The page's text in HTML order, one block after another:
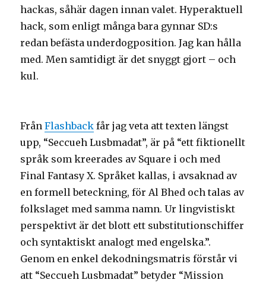
hackas, såhär dagen innan valet. Hyperaktuell
hack, som enligt många bara gynnar SD:s
redan befästa underdogposition. Jag kan hålla
med. Men samtidigt är det snyggt gjort – och
kul.
FrånFlashback får jag veta att texten längst
upp, “Seccueh Lusbmadat”, är på “ett fiktionellt
språk som kreerades av Square i och med
Final Fantasy X. Språket kallas, i avsaknad av
en formell beteckning, för Al Bhed och talas av
folkslaget med samma namn. Ur lingvistiskt
perspektivt är det blott ett substitutionschiffer
och syntaktiskt analogt med engelska.”.
Genom en enkel dekodningsmatris förstår vi
att “Seccueh Lusbmadat” betyder “Mission